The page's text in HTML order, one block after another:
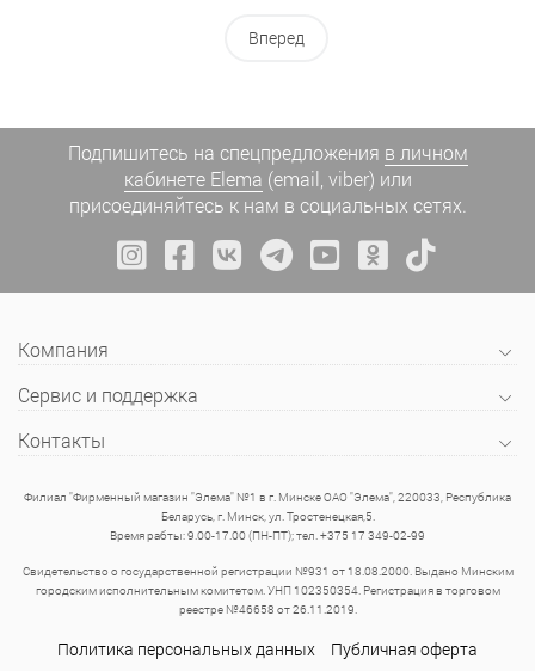
Вперед
Подпишитесь на спецпредложения в личном
кабинете Elema (email, viber) или
присоединяйтесь к нам в социальных сетях.
Компания
Сервис и поддержка
Контакты
Филиал "Фирменный магазин "Элема" №1 в г. Минске ОАО "Элема", 220033, Республика
Беларусь, г. Минск, ул. Тростенецкая,5.
Время рабты: 9.00-17.00 (ПН-ПТ); тел. +375 17 349-02-99
Свидетельство о государственной регистрации №931 от 18.08.2000. Выдано Минским
городским исполнительным комитетом. УНП 102350354. Регистрация в торговом
реестре №46658 от 26.11.2019.
Политика персональных данных Публичная оферта